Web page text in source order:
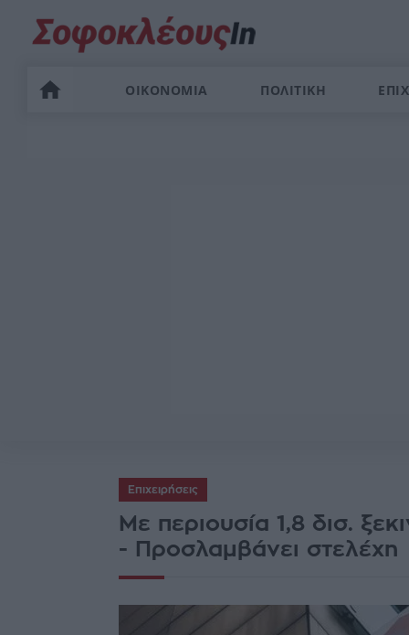
ΟΙΚΟΝΟΜΙΑ ΠΟΛΙΤΙΚΗ
Επιχειρήσεις
Με περιουσία 1,8 δισ.
- Προσλαμβάνει στελέχη